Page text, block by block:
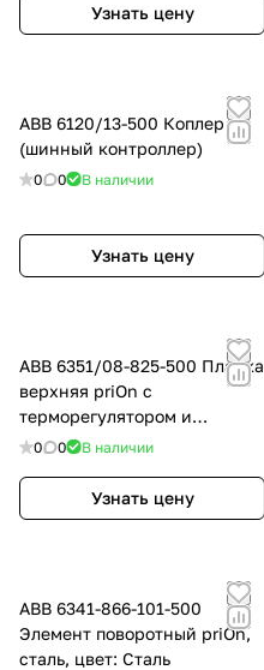
Узнать цену
ABB 6120/13-500 Коплер
(шинный контроллер)
0 0 В наличии
Узнать цену
ABB 6351/08-825-500 Планка
верхняя priOn с
терморегулятором и
дисплеем
0 0 В наличии
Узнать цену
ABB 6341-866-101-500
Элемент поворотный priOn,
сталь, цвет: Сталь